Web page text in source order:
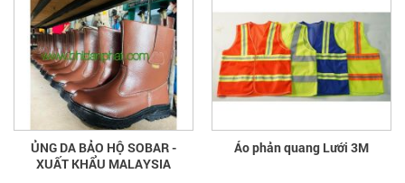
ỦNG DA BẢO HỘ SOBAR -
XUẤT KHẨU MALAYSIA
Áo phản quang Lưới 3M